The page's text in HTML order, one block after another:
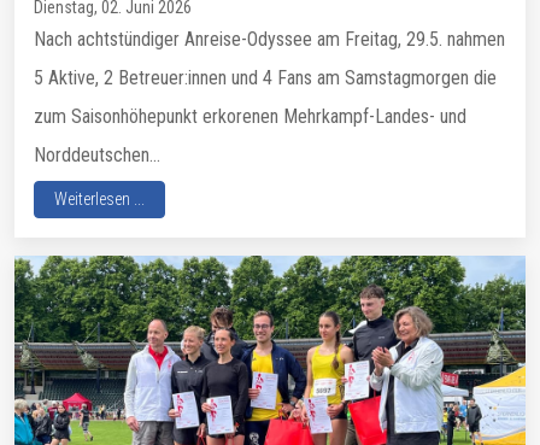
Dienstag, 02. Juni 2026
Nach achtstündiger Anreise-Odyssee am Freitag, 29.5. nahmen
5 Aktive, 2 Betreuer:innen und 4 Fans am Samstagmorgen die
zum Saisonhöhepunkt erkorenen Mehrkampf-Landes- und
Norddeutschen...
Weiterlesen ...